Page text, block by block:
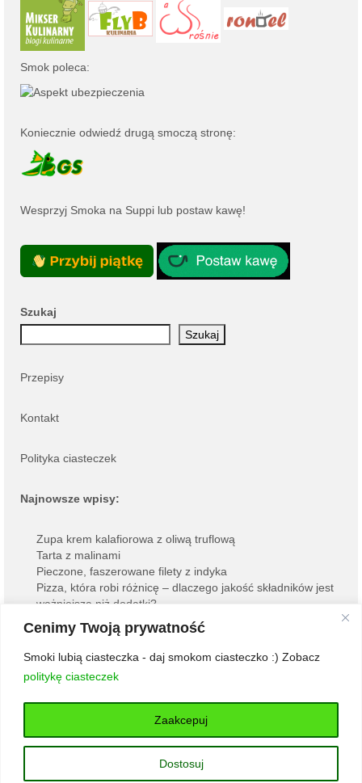
Cenimy Twoją prywatność
Smoki lubią ciasteczka - daj smokom ciasteczko :) Zobacz
politykę ciasteczek
Dostosuj
Zaakcepuj
Smok poleca:
Koniecznie odwiedź drugą smoczą stronę:
Wesprzyj Smoka na Suppi lub postaw kawę!
Szukaj
Szukaj
Przepisy
Kontakt
Polityka ciasteczek
Najnowsze wpisy:
Zupa krem kalafiorowa z oliwą truflową
Tarta z malinami
Pieczone, faszerowane filety z indyka
Pizza, która robi różnicę – dlaczego jakość składników jest
ważniejsza niż dodatki?
Jajka faszerowane awokado
© 2026 Bardzo Gruby Smok - WordPress Theme by Kadence WP